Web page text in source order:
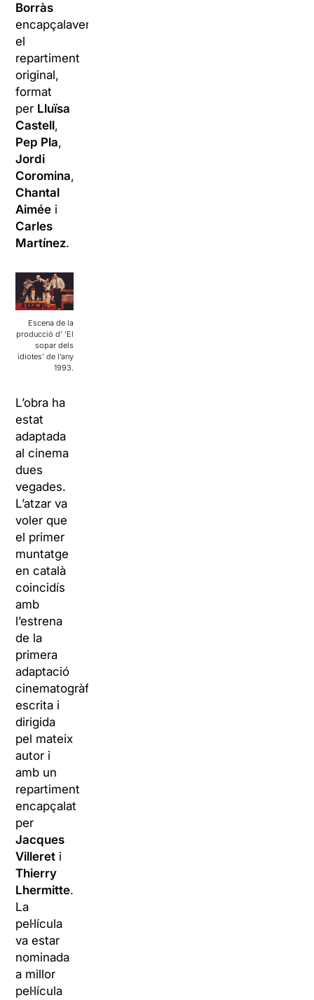
Borràs
encapçalaven
el
repartiment
original,
format
per Lluïsa
Castell,
Pep Pla,
Jordi
Coromina,
Chantal
Aimée i
Carles
Martínez.
Escena de la
producció d’ ‘El
sopar dels
idiotes’ de l’any
1993.
L’obra ha
estat
adaptada
al cinema
dues
vegades.
L’atzar va
voler que
el primer
muntatge
en català
coincidís
amb
l’estrena
de la
primera
adaptació
cinematogràfica,
escrita i
dirigida
pel mateix
autor i
amb un
repartiment
encapçalat
per
Jacques
Villeret i
Thierry
Lhermitte.
La
pel·lícula
va estar
nominada
a millor
pel·lícula